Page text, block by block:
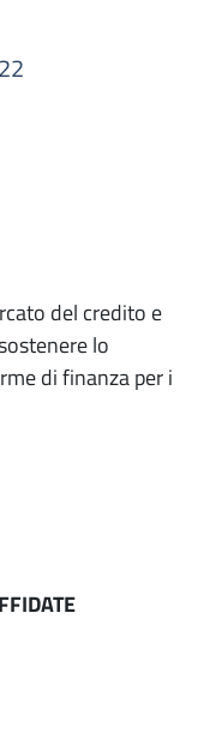
del credito e
lo
di finanza per i